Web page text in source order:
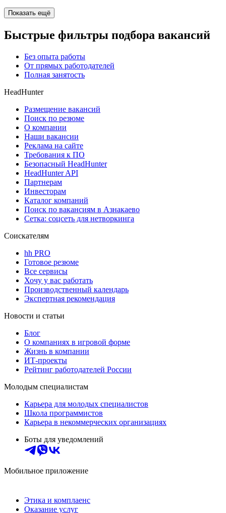
Показать ещё
Быстрые фильтры подбора вакансий
Без опыта работы
От прямых работодателей
Полная занятость
HeadHunter
Размещение вакансий
Поиск по резюме
О компании
Наши вакансии
Реклама на сайте
Требования к ПО
Безопасный HeadHunter
HeadHunter API
Партнерам
Инвесторам
Каталог компаний
Поиск по вакансиям в Азнакаево
Сетка: соцсеть для нетворкинга
Соискателям
hh PRO
Готовое резюме
Все сервисы
Хочу у вас работать
Производственный календарь
Экспертная рекомендация
Новости и статьи
Блог
О компаниях в игровой форме
Жизнь в компании
ИТ-проекты
Рейтинг работодателей России
Молодым специалистам
Карьера для молодых специалистов
Школа программистов
Карьера в некоммерческих организациях
Боты для уведомлений
Мобильное приложение
Этика и комплаенс
Оказание услуг